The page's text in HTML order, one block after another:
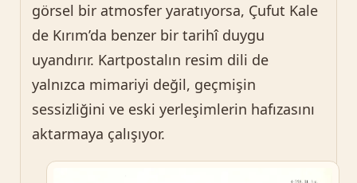
görsel bir atmosfer yaratıyorsa, Çufut Kale
de Kırım’da benzer bir tarihî duygu
uyandırır. Kartpostalın resim dili de
yalnızca mimariyi değil, geçmişin
sessizliğini ve eski yerleşimlerin hafızasını
aktarmaya çalışıyor.